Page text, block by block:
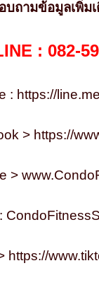
บถามข้อมูลเพิ่ม
: 082-
: https://
> https://
>
https://